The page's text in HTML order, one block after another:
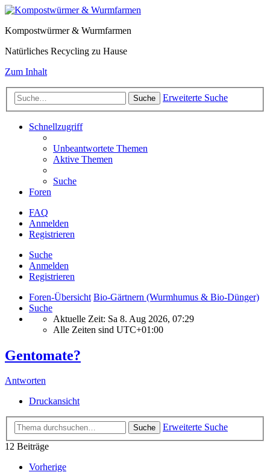
Kompostwürmer & Wurmfarmen
Natürliches Recycling zu Hause
Zum Inhalt
Suche Erweiterte Suche
Schnellzugriff
Unbeantwortete Themen
Aktive Themen
Suche
Foren
FAQ
Anmelden
Registrieren
Suche
Anmelden
Registrieren
Foren-Übersicht Bio-Gärtnern (Wurmhumus & Bio-Dünger)
Suche
Aktuelle Zeit: Sa 8. Aug 2026, 07:29
Alle Zeiten sind UTC+01:00
Gentomate?
Antworten
Druckansicht
Suche
Erweiterte Suche
12 Beiträge
Vorherige